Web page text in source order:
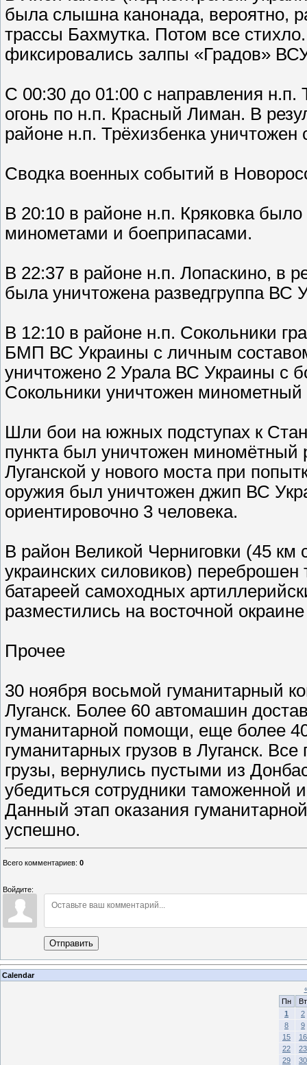
была слышна канонада, вероятно,
трассы Бахмутка. Потом все
фиксировались залпы «Градов»
С 00:30 до 01:00 с направления
огонь по н.п. Красный Лиман. В
районе н.п. Трёхизбенка уничтожен
Сводка военных событий в
В 20:10 в районе н.п. Кряковка
минометами и боеприпасами.
В 22:37 в районе н.п. Лопаскино, в
была уничтожена разведгруппа ВС
В 12:10 в районе н.п. Сокольники
БМП ВС Украины с личным
уничтожено 2 Урала ВС Украины с
Сокольники уничтожен
Шли бои на южных подступах к
пункта был уничтожен
Луганской у нового моста при
оружия был уничтожен джип ВС
ориентировочно 3 человека.
В район Великой Черниговки (45 км
украинских силовиков)
батареей самоходных
разместились на восточной
Прочее
30 ноября восьмой гуманитарный
Луганск. Более 60 автомашин
гуманитарной помощи, еще более
гуманитарных грузов в Луганск.
грузы, вернулись пустыми из
убедиться сотрудники таможенной
Данный этап оказания
успешно.
Всего комментариев: 0
Войдите:
Отправить
Calendar
Пн
Вт
1
2
8
9
15
16
22
23
29
30